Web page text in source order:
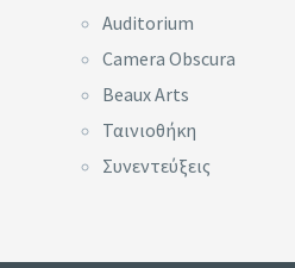
Auditorium
Camera Obscura
Beaux Arts
Ταινιοθήκη
Συνεντεύξεις